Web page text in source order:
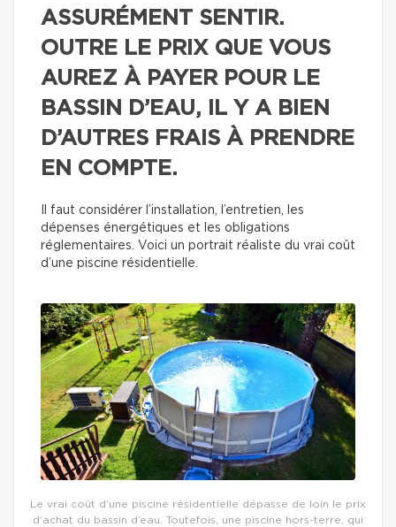
ASSURÉMENT SENTIR.
OUTRE LE PRIX QUE VOUS
AUREZ À PAYER POUR LE
BASSIN D’EAU, IL Y A BIEN
D’AUTRES FRAIS À PRENDRE
EN COMPTE.
Il faut considérer l’installation, l’entretien, les
dépenses énergétiques et les obligations
réglementaires. Voici un portrait réaliste du vrai coût
d’une piscine résidentielle.
Le vrai coût d’une piscine résidentielle dépasse de loin le prix
d’achat du bassin d’eau. Toutefois, une piscine hors-terre, qui